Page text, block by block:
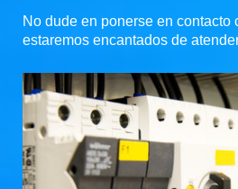
No dude en ponerse en contacto
estaremos encantados de